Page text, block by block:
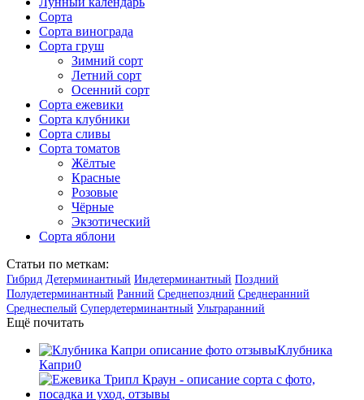
Сорта
Сорта винограда
Сорта груш
Зимний сорт
Летний сорт
Осенний сорт
Сорта ежевики
Сорта клубники
Сорта сливы
Сорта томатов
Жёлтые
Красные
Розовые
Чёрные
Экзотический
Сорта яблони
Статьи по меткам:
Гибрид Детерминантный Индетерминантный Поздний
Полудетерминантный Ранний Среднепоздний Среднеранний
Среднеспелый Супердетерминантный Ультраранний
Ещё почитать
Клубника
Капри0